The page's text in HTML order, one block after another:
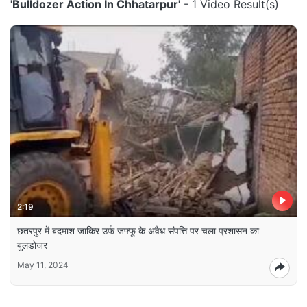
'Bulldozer Action In Chhatarpur' - 1 Video Result(s)
2:19
छतरपुर में बदमाश जाकिर उर्फ जफ्फू के अवैध संपत्ति पर चला प्रशासन का
बुलडोजर
May 11, 2024